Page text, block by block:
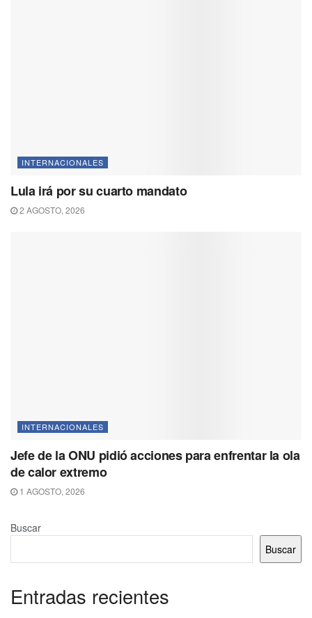
INTERNACIONALES
Lula irá por su cuarto mandato
2 AGOSTO, 2026
INTERNACIONALES
Jefe de la ONU pidió acciones para enfrentar la ola
de calor extremo
1 AGOSTO, 2026
Buscar
Buscar
Entradas recientes